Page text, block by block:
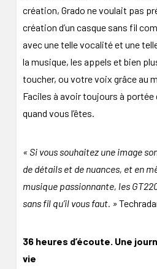
création, Grado ne voulait pas
création d’un casque sans fil
avec une telle vocalité et une
la musique, les appels et bien
toucher, ou votre voix grâce au
Faciles à avoir toujours à
quand vous l’êtes.
« Si vous souhaitez une image
de détails et de nuances, et en
musique passionnante, les
sans fil qu’il vous faut. »
36 heures d’écoute. Une
vie